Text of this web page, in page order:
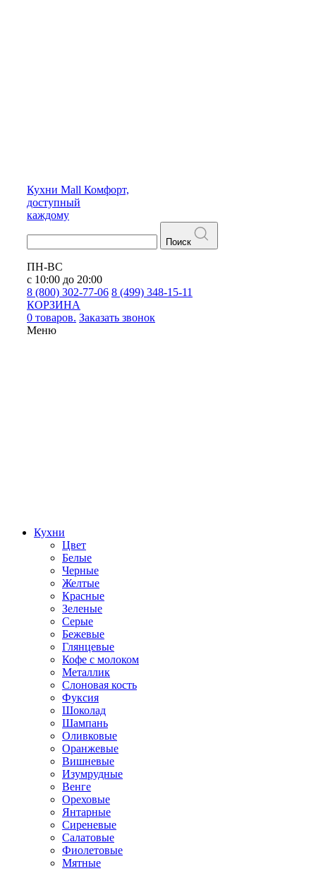
Кухни Mall Комфорт,
доступный
каждому
Поиск
ПН-ВС
с 10:00 до 20:00
8 (800) 302-77-06 8 (499) 348-15-11
КОРЗИНА
0 товаров. Заказать звонок
Меню
Кухни
Цвет
Белые
Черные
Желтые
Красные
Зеленые
Серые
Бежевые
Глянцевые
Кофе с молоком
Металлик
Слоновая кость
Фуксия
Шоколад
Шампань
Оливковые
Оранжевые
Вишневые
Изумрудные
Венге
Ореховые
Янтарные
Сиреневые
Салатовые
Фиолетовые
Мятные